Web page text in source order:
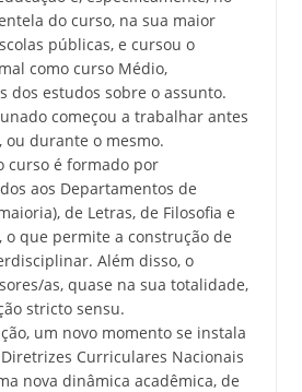
do curso, na sua maior
públicas, e cursou o
como curso Médio,
dos estudos sobre o assunto.
começou a trabalhar antes
ou durante o mesmo.
curso é formado por
aos Departamentos de
de Letras, de Filosofia e
o que permite a construção de
Além disso, o
as, quase na sua totalidade,
stricto sensu.
um novo momento se instala
Curriculares Nacionais
nova dinâmica acadêmica, de